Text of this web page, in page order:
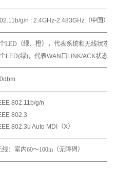
g/n : 2.4GHz-2.483GHz（中国）
LED（绿、橙），代表系统和无线状态
个LED(绿)，代表WAN 口 LINK/ACK状态
802.11b/g/n
802.3
802.3u Auto MDI（X）
线：室内60～100m（无障碍）